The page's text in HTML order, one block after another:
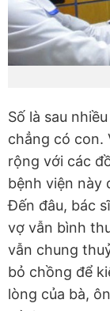
Số là sau
chẳng có con.
rộng với các
bệnh viện này
Đến đâu, bác
vợ vẫn bình
vẫn chung
bỏ chồng để
lòng của bà,